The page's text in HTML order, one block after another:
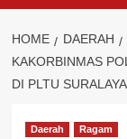
HOME DAERAH
KAKORBINMAS
DI PLTU SURALAYA
Daerah Ragam